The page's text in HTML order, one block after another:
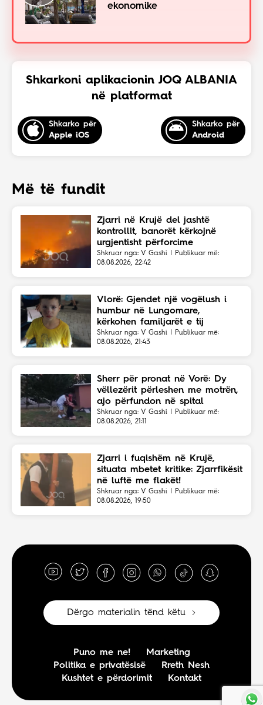
ekonomike
Shkarkoni aplikacionin JOQ ALBANIA
në platformat
Shkarko për
Apple iOS
Shkarko për
Android
Më të fundit
Zjarri në Krujë del jashtë
kontrollit, banorët kërkojnë
urgjentisht përforcime
Shkruar nga: V Gashi | Publikuar më:
08.08.2026, 22:42
Vlorë: Gjendet një vogëlush i
humbur në Lungomare,
kërkohen familjarët e tij
Shkruar nga: V Gashi | Publikuar më:
08.08.2026, 21:43
Sherr për pronat në Vorë: Dy
vëllezërit përleshen me motrën,
ajo përfundon në spital
Shkruar nga: V Gashi | Publikuar më:
08.08.2026, 21:11
Zjarri i fuqishëm në Krujë,
situata mbetet kritike: Zjarrfikësit
në luftë me flakët!
Shkruar nga: V Gashi | Publikuar më:
08.08.2026, 19:50
Dërgo materialin tënd këtu
Puno me ne!
Marketing
Politika e privatësisë
Rreth Nesh
Kushtet e përdorimit
Kontakt